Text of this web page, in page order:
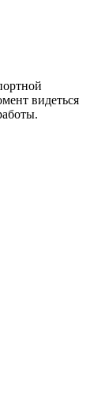
видеться